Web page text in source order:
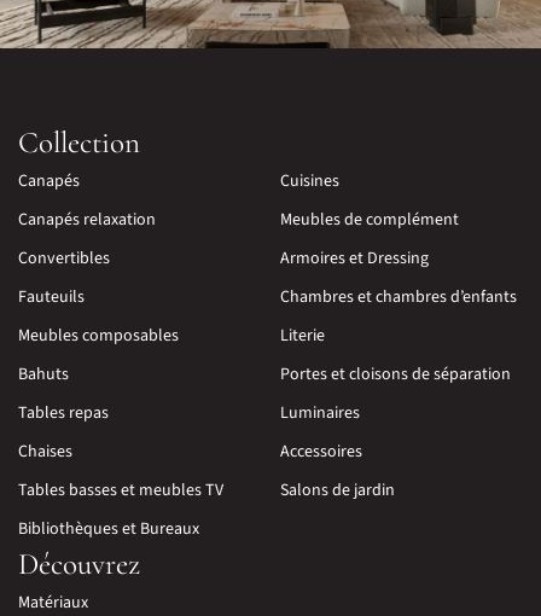
Collection
Canapés
Canapés relaxation
Convertibles
Fauteuils
Meubles composables
Bahuts
Tables repas
Chaises
Tables basses et meubles TV
Bibliothèques et Bureaux
Cuisines
Meubles de complément
Armoires et Dressing
Chambres et chambres d’enfants
Literie
Portes et cloisons de séparation
Luminaires
Accessoires
Salons de jardin
Découvrez
Matériaux